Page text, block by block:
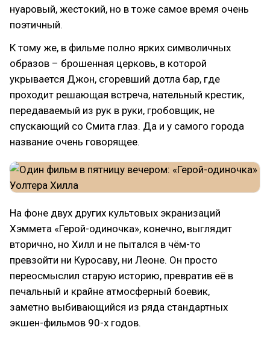
нуаровый, жестокий, но в тоже самое время очень
поэтичный.
К тому же, в фильме полно ярких символичных
образов – брошенная церковь, в которой
укрывается Джон, сгоревший дотла бар, где
проходит решающая встреча, нательный крестик,
передаваемый из рук в руки, гробовщик, не
спускающий со Смита глаз. Да и у самого города
название очень говорящее.
На фоне двух других культовых экранизаций
Хэммета «Герой-одиночка», конечно, выглядит
вторично, но Хилл и не пытался в чём-то
превзойти ни Куросаву, ни Леоне. Он просто
переосмыслил старую историю, превратив её в
печальный и крайне атмосферный боевик,
заметно выбивающийся из ряда стандартных
экшен-фильмов 90-х годов.